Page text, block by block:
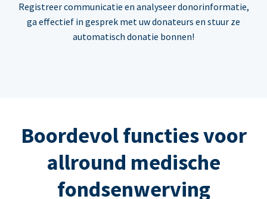
Registreer communicatie en analyseer donorinformatie,
ga effectief in gesprek met uw donateurs en stuur ze
automatisch donatie bonnen!
Boordevol functies voor
allround medische
fondsenwerving